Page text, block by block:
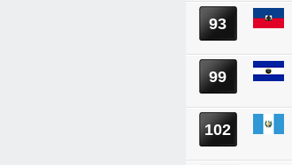
93
99
102